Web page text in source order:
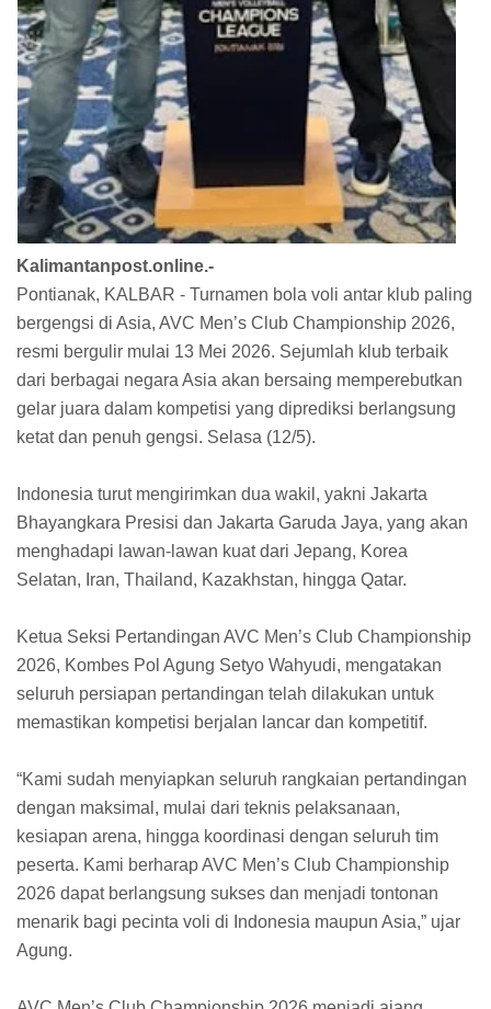
Kalimantanpost.online.-
Pontianak, KALBAR - Turnamen bola voli antar klub paling
bergengsi di Asia, AVC Men’s Club Championship 2026,
resmi bergulir mulai 13 Mei 2026. Sejumlah klub terbaik
dari berbagai negara Asia akan bersaing memperebutkan
gelar juara dalam kompetisi yang diprediksi berlangsung
ketat dan penuh gengsi. Selasa (12/5).
Indonesia turut mengirimkan dua wakil, yakni Jakarta
Bhayangkara Presisi dan Jakarta Garuda Jaya, yang akan
menghadapi lawan-lawan kuat dari Jepang, Korea
Selatan, Iran, Thailand, Kazakhstan, hingga Qatar.
Ketua Seksi Pertandingan AVC Men’s Club Championship
2026, Kombes Pol Agung Setyo Wahyudi, mengatakan
seluruh persiapan pertandingan telah dilakukan untuk
memastikan kompetisi berjalan lancar dan kompetitif.
“Kami sudah menyiapkan seluruh rangkaian pertandingan
dengan maksimal, mulai dari teknis pelaksanaan,
kesiapan arena, hingga koordinasi dengan seluruh tim
peserta. Kami berharap AVC Men’s Club Championship
2026 dapat berlangsung sukses dan menjadi tontonan
menarik bagi pecinta voli di Indonesia maupun Asia,” ujar
Agung.